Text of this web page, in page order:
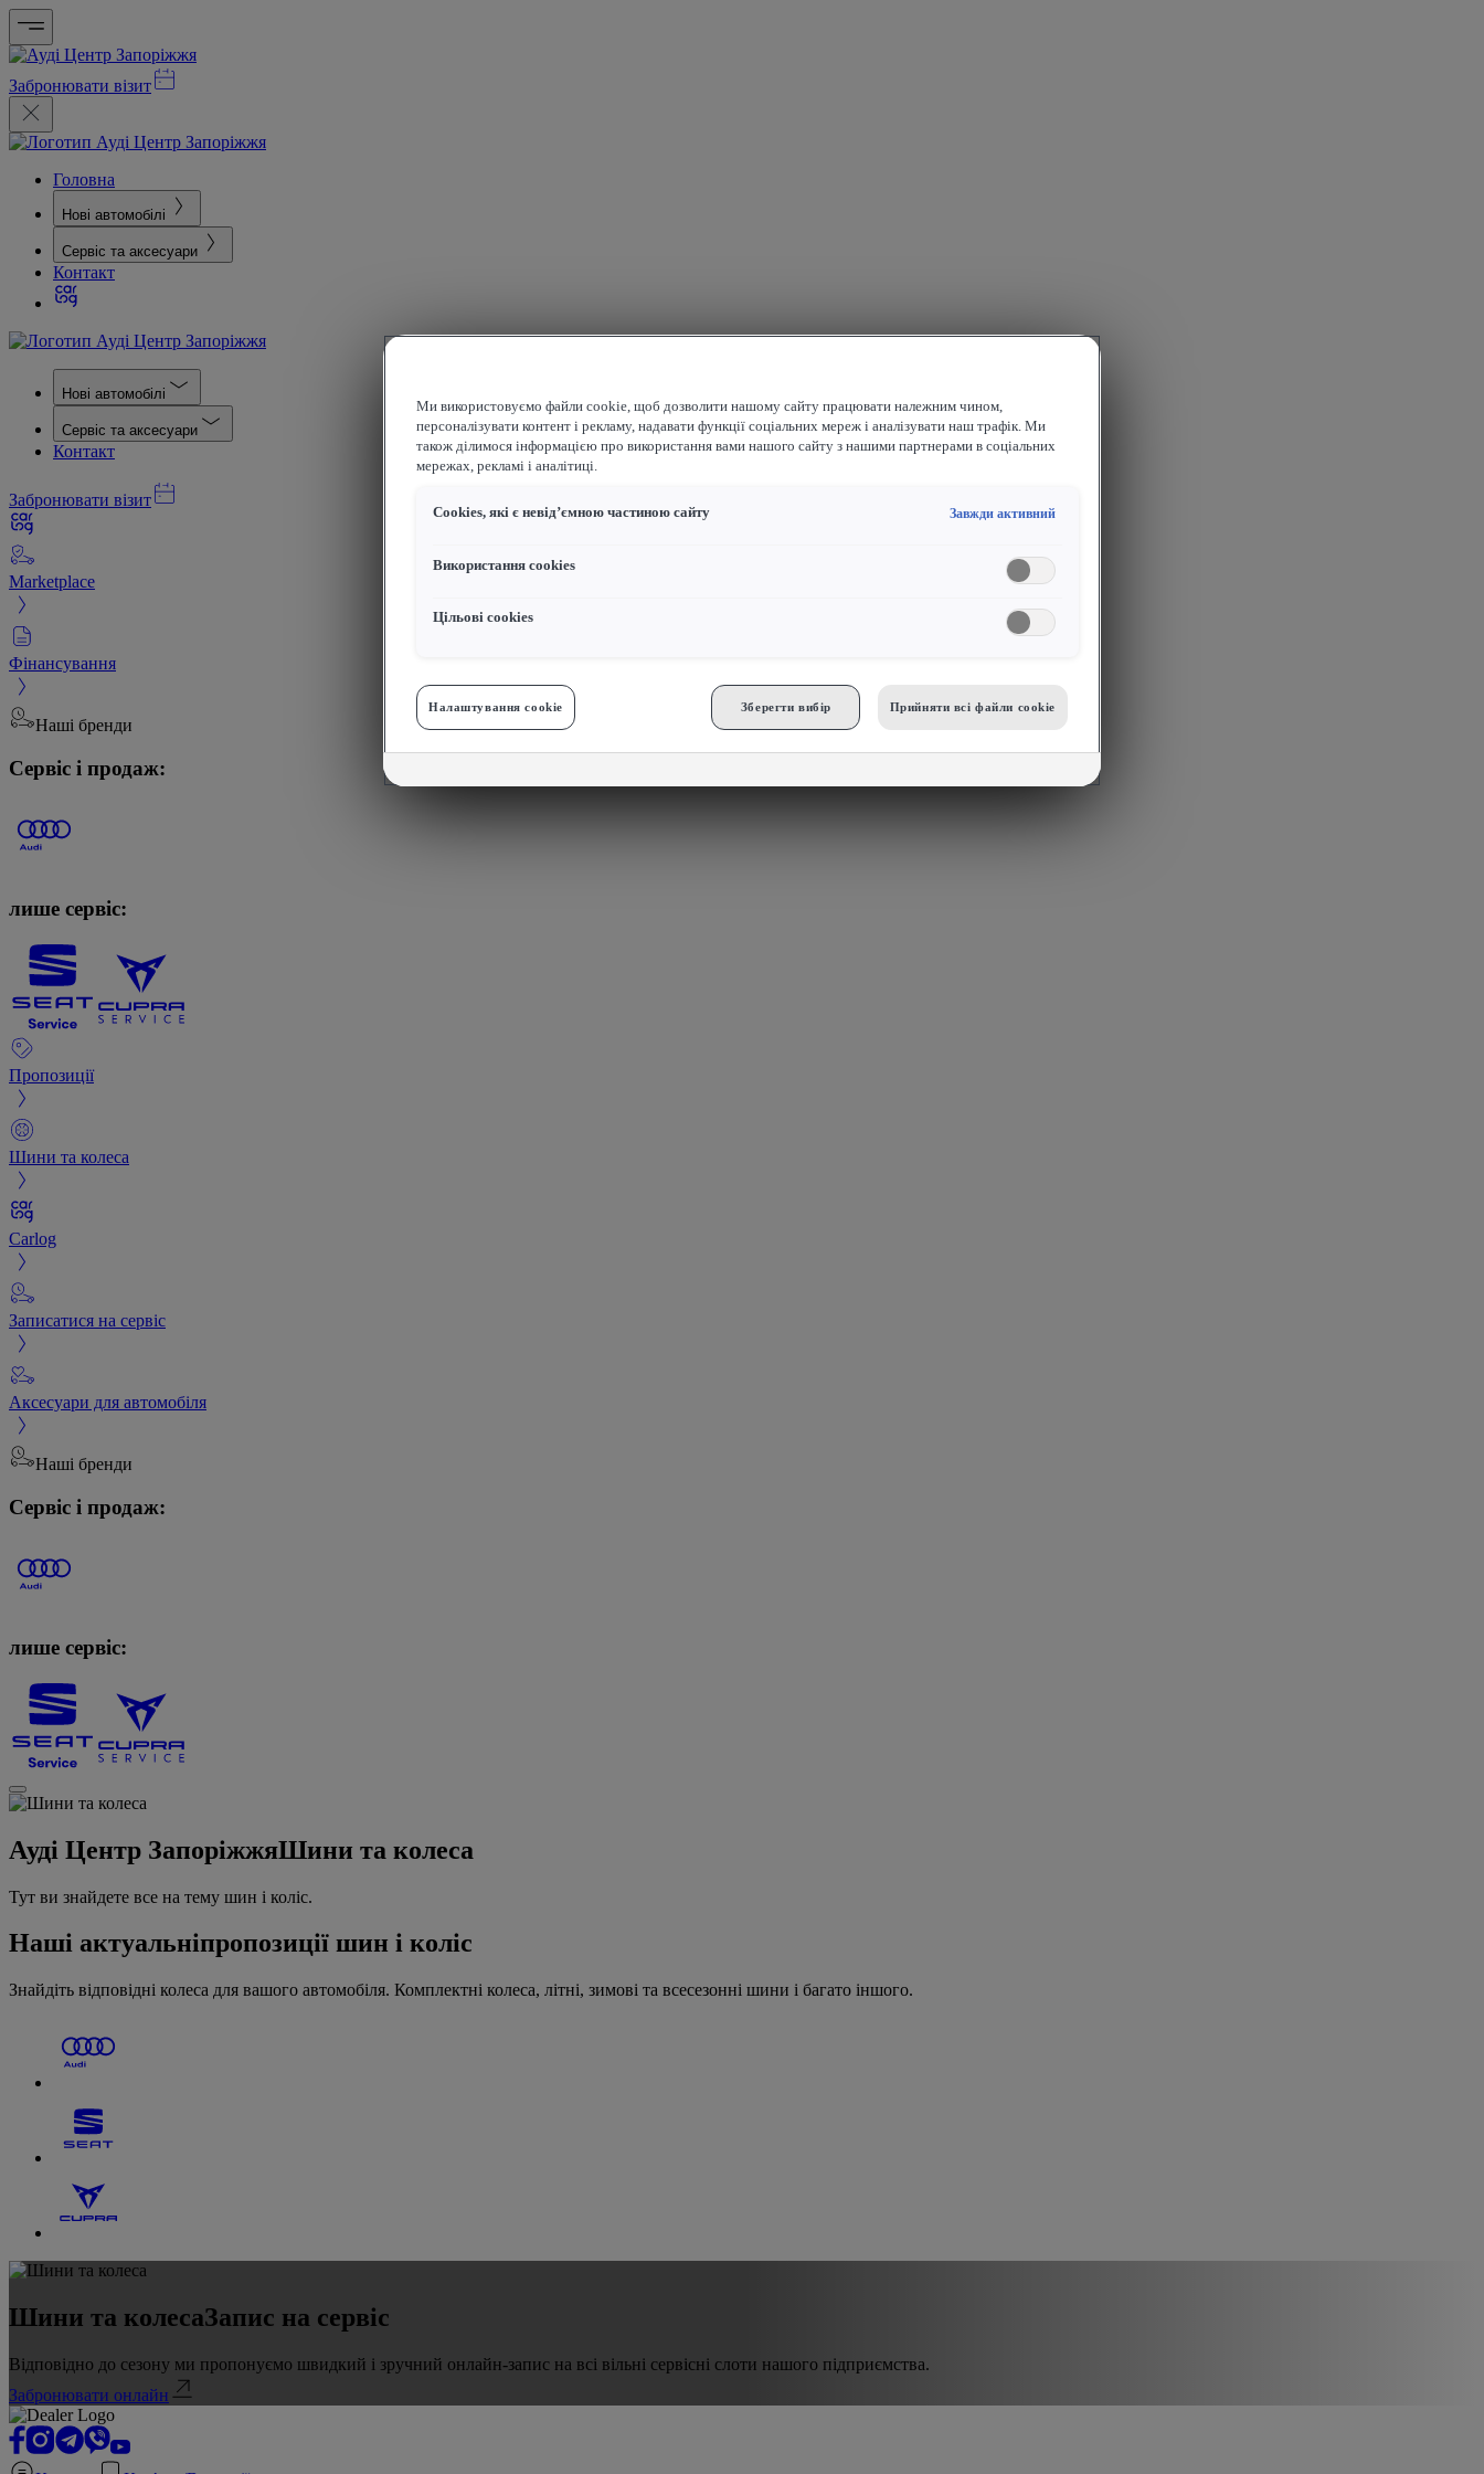
Забронювати візит
Головна
Нові автомобілі
Сервіс та аксесуари
Контакт
Нові автомобілі
Сервіс та аксесуари
Контакт
Забронювати візит
Marketplace
Фінансування
Наші бренди
Сервіс і продаж:
лише сервіс:
Пропозиції
Шини та колеса
Carlog
Записатися на сервіс
Аксесуари для автомобіля
Наші бренди
Сервіс і продаж:
лише сервіс:
Ауді Центр ЗапоріжжяШини та колеса
Тут ви знайдете все на тему шин і коліс.
Наші актуальніпропозиції шин і коліс
Знайдіть відповідні колеса для вашого автомобіля. Комплектні колеса, літні, зимові та всесезонні шини і багато іншого.
Шини та колесаЗапис на сервіс
Відповідно до сезону ми пропонуємо швидкий і зручний онлайн-запис на всі вільні сервісні слоти нашого підприємства.
Забронювати онлайн
Ми використовуємо файли cookie, щоб дозволити нашому сайту працювати належним чином,
персоналізувати контент і рекламу, надавати функції соціальних мереж і аналізувати наш трафік. Ми
також ділимося інформацією про використання вами нашого сайту з нашими партнерами в соціальних
мережах, рекламі і аналітиці.
Сookies, які є невід’ємною частиною сайту Завжди активний
Використання cookies
Цільові сookies
Налаштування cookie Зберегти вибір Прийняти всі файли сookie